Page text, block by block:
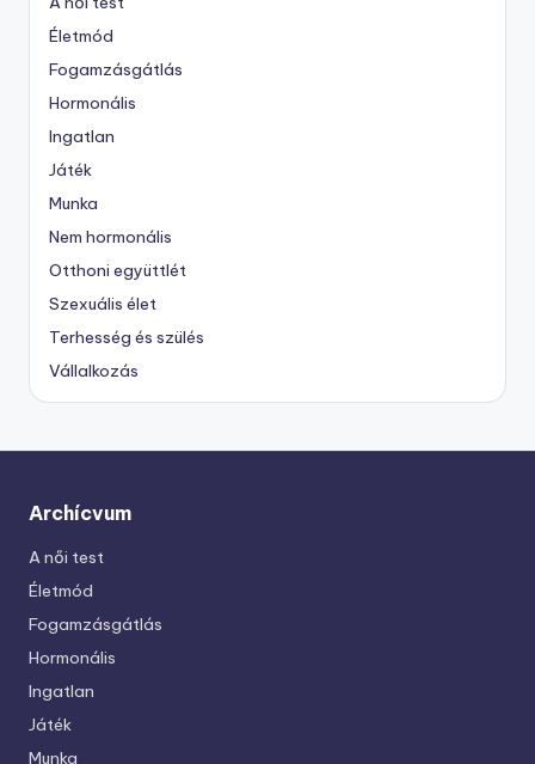
Életmód
Fogamzásgátlás
Hormonális
Ingatlan
Játék
Munka
Nem hormonális
Otthoni együttlét
Szexuális élet
Terhesség és szülés
Vállalkozás
Archícvum
A női test
Életmód
Fogamzásgátlás
Hormonális
Ingatlan
Játék
Munka